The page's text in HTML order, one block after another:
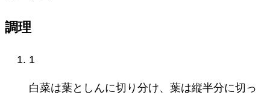
調理
1
白菜は葉としんに切り分け、葉は縦半分に切っ